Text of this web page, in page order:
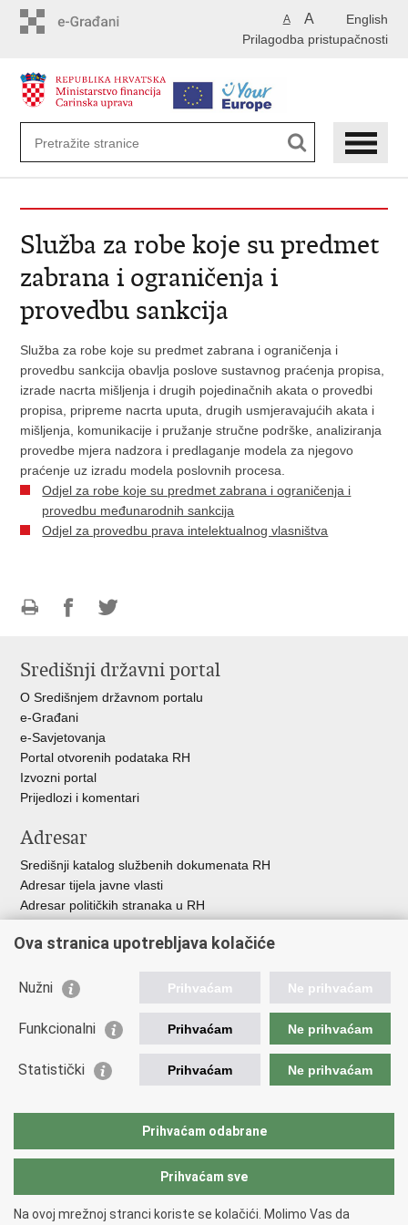
English
A A
Prilagodba pristupačnosti
Služba za robe koje su predmet
zabrana i ograničenja i
provedbu sankcija
Služba za robe koje su predmet zabrana i ograničenja i
provedbu sankcija obavlja poslove sustavnog praćenja propisa,
izrade nacrta mišljenja i drugih pojedinačnih akata o provedbi
propisa, pripreme nacrta uputa, drugih usmjeravajućih akata i
mišljenja, komunikacije i pružanje stručne podrške, analiziranja
provedbe mjera nadzora i predlaganje modela za njegovo
praćenje uz izradu modela poslovnih procesa.
Odjel za robe koje su predmet zabrana i ograničenja i
provedbu međunarodnih sankcija
Odjel za provedbu prava intelektualnog vlasništva
FacebookuTwitteru
Središnji državni portal
O Središnjem državnom portalu
e-Građani
e-Savjetovanja
Portal otvorenih podataka RH
Izvozni portal
Prijedlozi i komentari
Adresar
Središnji katalog službenih dokumenata RH
Adresar tijela javne vlasti
Adresar političkih stranaka u RH
Besplatni telefoni javne uprave
Važne poveznice
Vlada Republike Hrvatske
Europska komisija
Taxation and Customs Union
Ova stranica upotrebljava kolačiće
Nužni Prihvaćam Ne prihvaćam
Funkcionalni Prihvaćam Ne prihvaćam
Statistički Prihvaćam Ne prihvaćam
Prihvaćam odabrane
Prihvaćam sve
Na ovoj mrežnoj stranci koriste se kolačići. Molimo Vas da